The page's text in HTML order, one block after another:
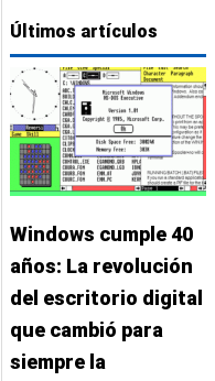
Últimos artículos
Windows cumple 40
años: La revolución
del escritorio digital
que cambió para
siempre la